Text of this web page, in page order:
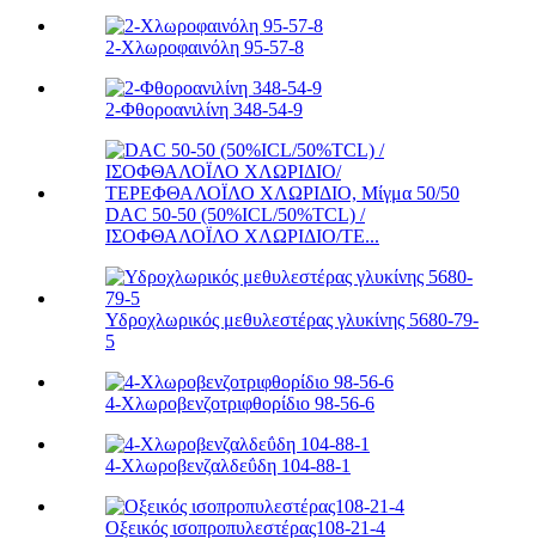
2-Χλωροφαινόλη 95-57-8
2-Φθοροανιλίνη 348-54-9
DAC 50-50 (50%ICL/50%TCL) /
ΙΣΟΦΘΑΛΟΪΛΟ ΧΛΩΡΙΔΙΟ/ΤΕ...
Υδροχλωρικός μεθυλεστέρας γλυκίνης 5680-79-
5
4-Χλωροβενζοτριφθορίδιο 98-56-6
4-Χλωροβενζαλδεΰδη 104-88-1
Οξεικός ισοπροπυλεστέρας108-21-4